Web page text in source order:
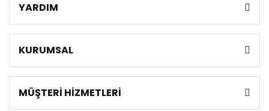
YARDIM
KURUMSAL
MÜŞTERİ HİZMETLERİ